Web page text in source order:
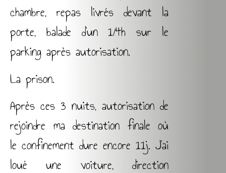
chambre, repas livrés devant la
porte, balade d’un 1/4h sur le
parking après autorisation.
La prison.
Après ces 3 nuits, autorisation de
rejoindre ma destination finale où
le confinement dure encore 11j. J’ai
loué une voiture, direction